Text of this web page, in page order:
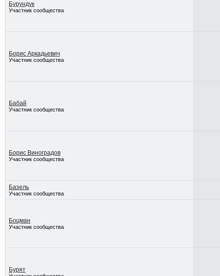
Бурундук
Участник сообщества
Борис Аркадьевич
Участник сообщества
Бабай
Участник сообщества
Борис Виноградов
Участник сообщества
Базель
Участник сообщества
Боцман
Участник сообщества
Бурят